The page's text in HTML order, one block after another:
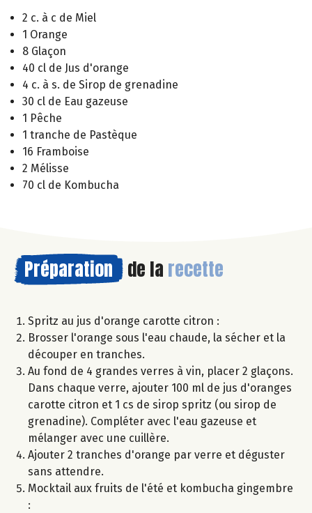
2 c. à c de Miel
1 Orange
8 Glaçon
40 cl de Jus d'orange
4 c. à s. de Sirop de grenadine
30 cl de Eau gazeuse
1 Pêche
1 tranche de Pastèque
16 Framboise
2 Mélisse
70 cl de Kombucha
Préparation de la recette
Spritz au jus d'orange carotte citron :
Brosser l'orange sous l'eau chaude, la sécher et la
découper en tranches.
Au fond de 4 grandes verres à vin, placer 2 glaçons.
Dans chaque verre, ajouter 100 ml de jus d'oranges
carotte citron et 1 cs de sirop spritz (ou sirop de
grenadine). Compléter avec l'eau gazeuse et
mélanger avec une cuillère.
Ajouter 2 tranches d'orange par verre et déguster
sans attendre.
Mocktail aux fruits de l'été et kombucha gingembre
: